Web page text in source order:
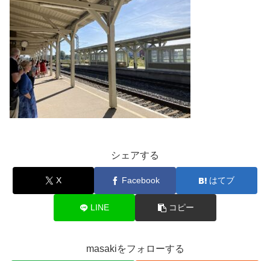
シェアする
X Facebook はてブ
LINE コピー
masakiをフォローする